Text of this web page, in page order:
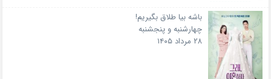
باشه بیا طلاق بگیریم!
چهارشنبه و پنجشنبه
۲۸ مرداد ۱۴۰۵